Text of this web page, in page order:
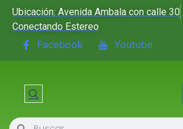
Ubicación: Avenida Ambala con calle 30
Conectando Estereo
Facebook Youtube